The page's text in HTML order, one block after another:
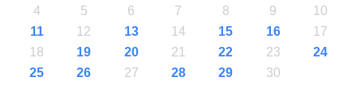
4
5 6 7 8 9
10
11
12 13 14 15 16
17
18
19 20 21 22 23
24
25
26 27 28 29 30